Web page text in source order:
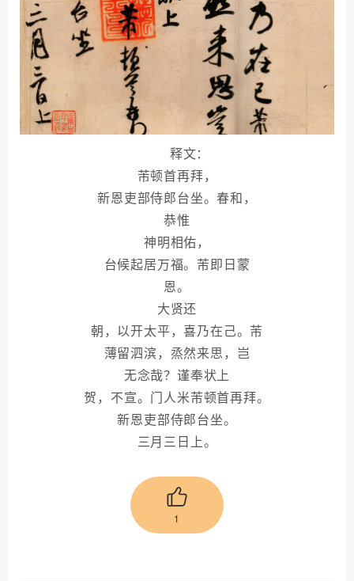
释文：
芾顿首再拜，
新恩吏部侍郎台坐。春和，
恭惟
神明相佑，
台候起居万福。芾即日蒙
恩。
大贤还
朝，以开太平，喜乃在己。芾
薄留泗滨，烝然来思，岂
无念哉？谨奉状上
贺，不宣。门人米芾顿首再拜。
新恩吏部侍郎台坐。
三月三日上。
1